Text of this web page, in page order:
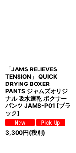
「JAMS RELIEVES
TENSION」 QUICK
DRYING BOXER
PANTS ジャムズオリジ
ナル 吸水速乾 ボクサー
パンツ JAMS-P01 [ブラ
ック]
3,300円(税別)